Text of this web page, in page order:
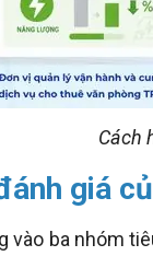
Cách
giá
vào ba nhóm